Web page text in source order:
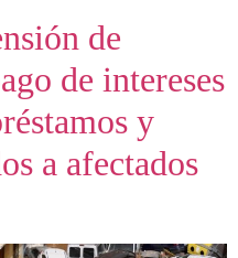
de
de intereses
y
a afectados